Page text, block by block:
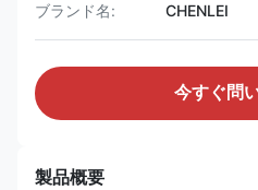
ブランド名:
CHENLEI
今すぐ問
製品概要